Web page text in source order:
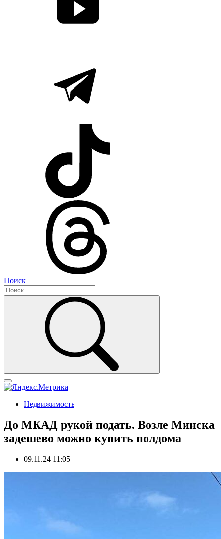
Поиск
Недвижимость
До МКАД рукой подать. Возле Минска
задешево можно купить полдома
09.11.24 11:05